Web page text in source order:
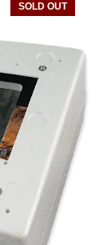
SOLD OUT